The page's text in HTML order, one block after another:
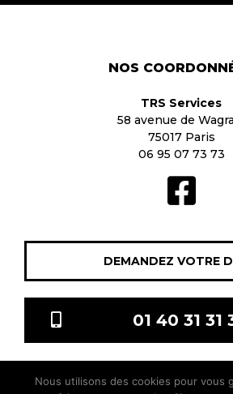
NOS
TRS Services
58 avenue de
75017 Paris
06 95 07 73 73
DEMANDEZ VOTRE
01 40 31 31
Nous utilisons des cookies pour vous